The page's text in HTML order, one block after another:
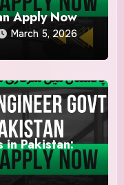
Apply Now
March 5, 2026
in Pakistan: